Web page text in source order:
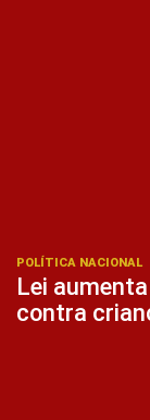
POLÍTICA NACIONAL
Lei
contra